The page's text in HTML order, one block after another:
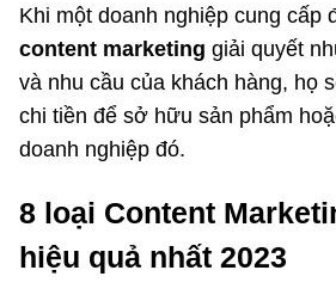
Khi một doanh nghiệp cung cấp
content marketing giải quyết
và nhu cầu của khách hàng, họ
chi tiền để sở hữu sản phẩm
doanh nghiệp đó.
8 loại Content
hiệu quả nhất 2023